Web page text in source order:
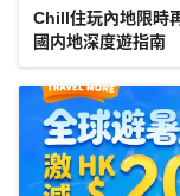
Chill住玩內地限時
國内地深度遊指南